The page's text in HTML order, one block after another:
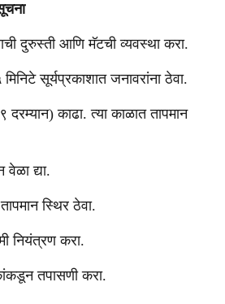
दुरुस्ती आणि मॅटची व्यवस्था करा.
सूर्यप्रकाशात जनावरांना ठेवा.
काढा. त्या काळात तापमान
वेळा द्या.
स्थिर ठेवा.
नियंत्रण करा.
तपासणी करा.